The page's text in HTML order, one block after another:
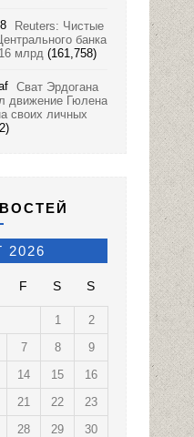
Reuters: Чистые
банка
млрд (161,758)
Сват Эрдогана
движение Гюлена
своих личных
2026
F S S
1
2
7 8
9
14 15
16
21 22
23
28 29
30